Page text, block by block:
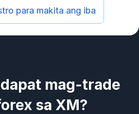
para makita ang iba
mag-trade
sa XM?